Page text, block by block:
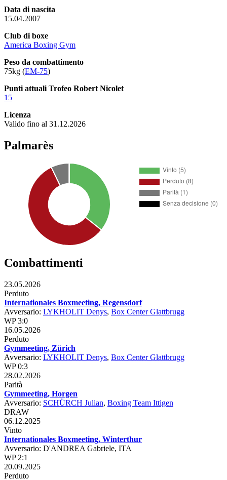
Data di nascita
15.04.2007
Club di boxe
America Boxing Gym
Peso da combattimento
75kg (EM-75)
Punti attuali Trofeo Robert Nicolet
15
Licenza
Valido fino al 31.12.2026
Palmarès
Combattimenti
23.05.2026
Perduto
Internationales Boxmeeting, Regensdorf
Avversario: LYKHOLIT Denys, Box Center Glattbrugg
WP 3:0
16.05.2026
Perduto
Gymmeeting, Zürich
Avversario: LYKHOLIT Denys, Box Center Glattbrugg
WP 0:3
28.02.2026
Parità
Gymmeeting, Horgen
Avversario: SCHÜRCH Julian, Boxing Team Ittigen
DRAW
06.12.2025
Vinto
Internationales Boxmeeting, Winterthur
Avversario: D'ANDREA Gabriele, ITA
WP 2:1
20.09.2025
Perduto